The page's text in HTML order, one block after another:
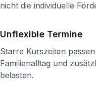
nicht die individuelle
Unflexible Termine
Starre Kurszeiten
Familienalltag und
belasten.